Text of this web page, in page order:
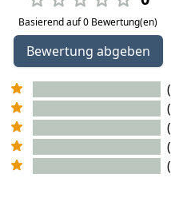
Basierend auf 0 Bewertung(en)
Bewertung abgeben